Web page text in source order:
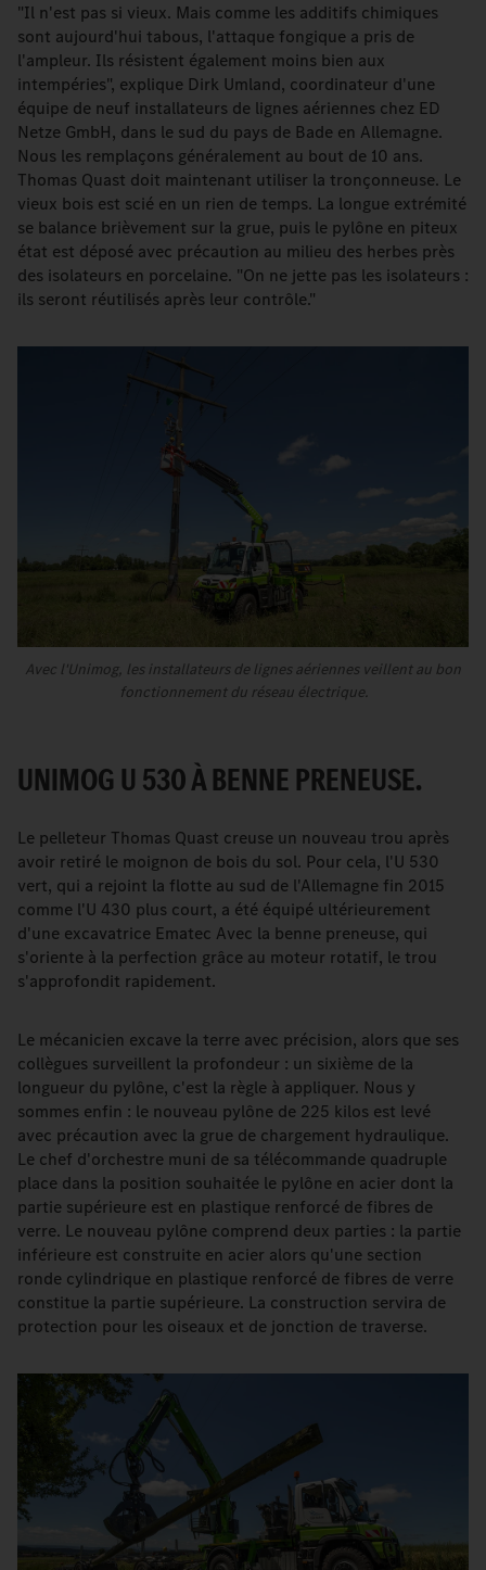
"Il n'est pas si vieux. Mais comme les additifs chimiques
sont aujourd'hui tabous, l'attaque fongique a pris de
l'ampleur. Ils résistent également moins bien aux
intempéries", explique Dirk Umland, coordinateur d'une
équipe de neuf installateurs de lignes aériennes chez ED
Netze GmbH, dans le sud du pays de Bade en Allemagne.
Nous les remplaçons généralement au bout de 10 ans.
Thomas Quast doit maintenant utiliser la tronçonneuse. Le
vieux bois est scié en un rien de temps. La longue extrémité
se balance brièvement sur la grue, puis le pylône en piteux
état est déposé avec précaution au milieu des herbes près
des isolateurs en porcelaine. "On ne jette pas les isolateurs :
ils seront réutilisés après leur contrôle."
Avec l'Unimog, les installateurs de lignes aériennes veillent au bon
fonctionnement du réseau électrique.
UNIMOG U 530 À BENNE PRENEUSE.
Le pelleteur Thomas Quast creuse un nouveau trou après
avoir retiré le moignon de bois du sol. Pour cela, l'U 530
vert, qui a rejoint la flotte au sud de l'Allemagne fin 2015
comme l'U 430 plus court, a été équipé ultérieurement
d'une excavatrice Ematec Avec la benne preneuse, qui
s'oriente à la perfection grâce au moteur rotatif, le trou
s'approfondit rapidement.
Le mécanicien excave la terre avec précision, alors que ses
collègues surveillent la profondeur : un sixième de la
longueur du pylône, c'est la règle à appliquer. Nous y
sommes enfin : le nouveau pylône de 225 kilos est levé
avec précaution avec la grue de chargement hydraulique.
Le chef d'orchestre muni de sa télécommande quadruple
place dans la position souhaitée le pylône en acier dont la
partie supérieure est en plastique renforcé de fibres de
verre. Le nouveau pylône comprend deux parties : la partie
inférieure est construite en acier alors qu'une section
ronde cylindrique en plastique renforcé de fibres de verre
constitue la partie supérieure. La construction servira de
protection pour les oiseaux et de jonction de traverse.